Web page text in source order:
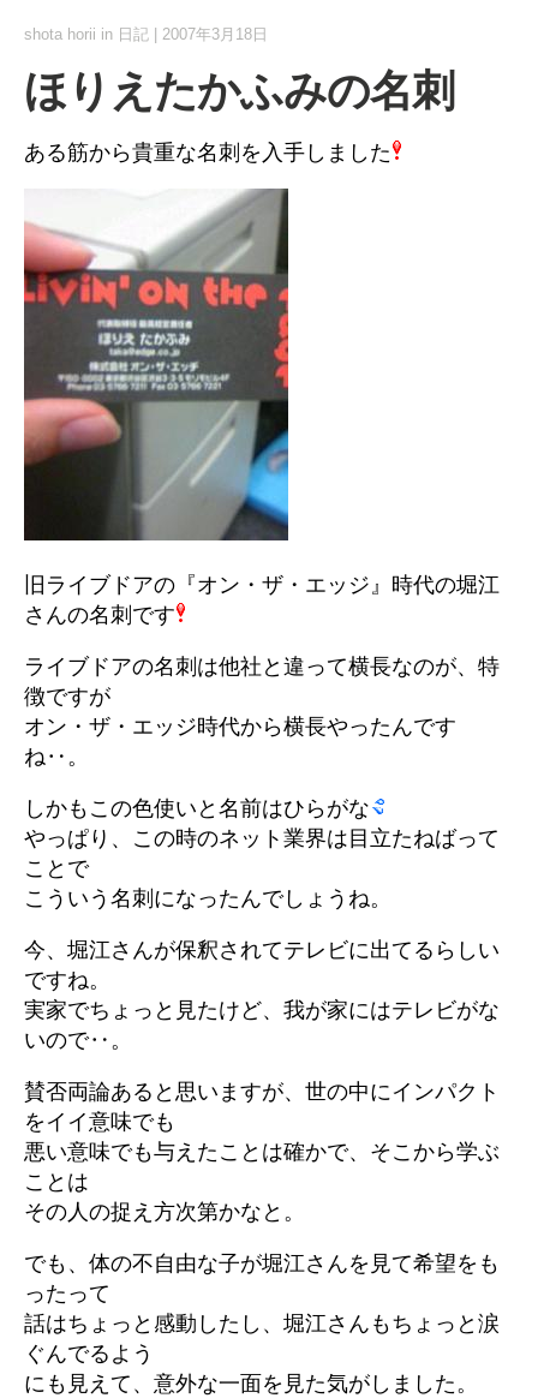
shota horii in 日記 2007年3月18日
ほりえたかふみの名刺
ある筋から貴重な名刺を入手しました
旧ライブドアの『オン・ザ・エッジ』時代の堀江
さんの名刺です
ライブドアの名刺は他社と違って横長なのが、特
徴ですが
オン・ザ・エッジ時代から横長やったんです
ね‥。
しかもこの色使いと名前はひらがな
やっぱり、この時のネット業界は目立たねばって
ことで
こういう名刺になったんでしょうね。
今、堀江さんが保釈されてテレビに出てるらしい
ですね。
実家でちょっと見たけど、我が家にはテレビがな
いので‥。
賛否両論あると思いますが、世の中にインパクト
をイイ意味でも
悪い意味でも与えたことは確かで、そこから学ぶ
ことは
その人の捉え方次第かなと。
でも、体の不自由な子が堀江さんを見て希望をも
ったって
話はちょっと感動したし、堀江さんもちょっと涙
ぐんでるよう
にも見えて、意外な一面を見た気がしました。